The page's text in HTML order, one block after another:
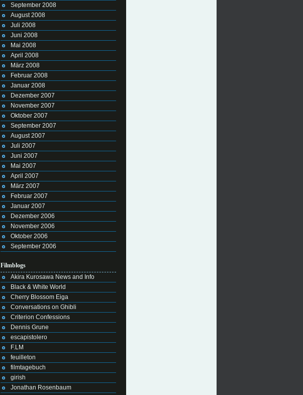
September 2008
August 2008
Juli 2008
Juni 2008
Mai 2008
April 2008
März 2008
Februar 2008
Januar 2008
Dezember 2007
November 2007
Oktober 2007
September 2007
August 2007
Juli 2007
Juni 2007
Mai 2007
April 2007
März 2007
Februar 2007
Januar 2007
Dezember 2006
November 2006
Oktober 2006
September 2006
Filmblogs
Akira Kurosawa News and Info
Black & White World
Cherry Blossom Eiga
Conversations on Ghibli
Criterion Confessions
Dennis Grune
escapistolero
F.LM
feuilleton
filmtagebuch
girish
Jonathan Rosenbaum